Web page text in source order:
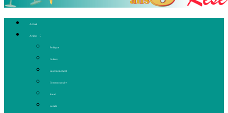
Accueil
Articles
Politique
Culture
Environnement
Communautaire
Santé
Société